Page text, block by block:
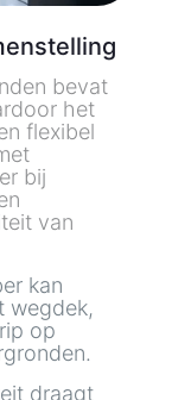
bevat
het
flexibel
bij
van
kan
wegdek,
op
draagt